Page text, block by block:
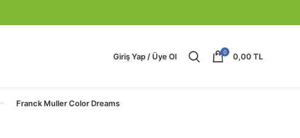
Giriş Yap / Üye Ol 0 0,00 TL
Franck Muller Color Dreams